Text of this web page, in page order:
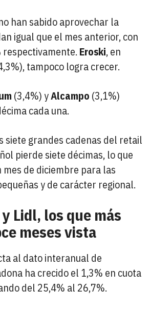
han sabido aprovechar la
igual que el mes anterior, con
respectivamente. Eroski, en
tampoco logra crecer.
(3,4%) yAlcampo (3,1%)
cada una.
siete grandes cadenas del retail
pierde siete décimas, lo que
mes de diciembre para las
y de carácter regional.
Lidl, los que más
meses vista
al dato interanual de
ha crecido el 1,3% en cuota
del 25,4% al 26,7%.